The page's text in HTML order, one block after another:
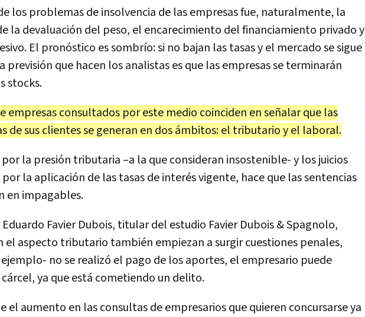
los problemas de insolvencia de las empresas fue, naturalmente, la
la devaluación del peso, el encarecimiento del financiamiento privado y
El pronóstico es sombrío: si no bajan las tasas y el mercado se sigue
previsión que hacen los analistas es que las empresas se terminarán
stocks.
empresas consultados por este medio coinciden en señalar que las
de sus clientes se generan en dos ámbitos: el tributario y el laboral.
la presión tributaria –a la que consideran insostenible- y los juicios
la aplicación de las tasas de interés vigente, hace que las sentencias
en impagables.
Favier Dubois, titular del estudio Favier Dubois & Spagnolo,
el aspecto tributario también empiezan a surgir cuestiones penales,
no se realizó el pago de los aportes, el empresario puede
ya que está cometiendo un delito.
el aumento en las consultas de empresarios que quieren concursarse ya